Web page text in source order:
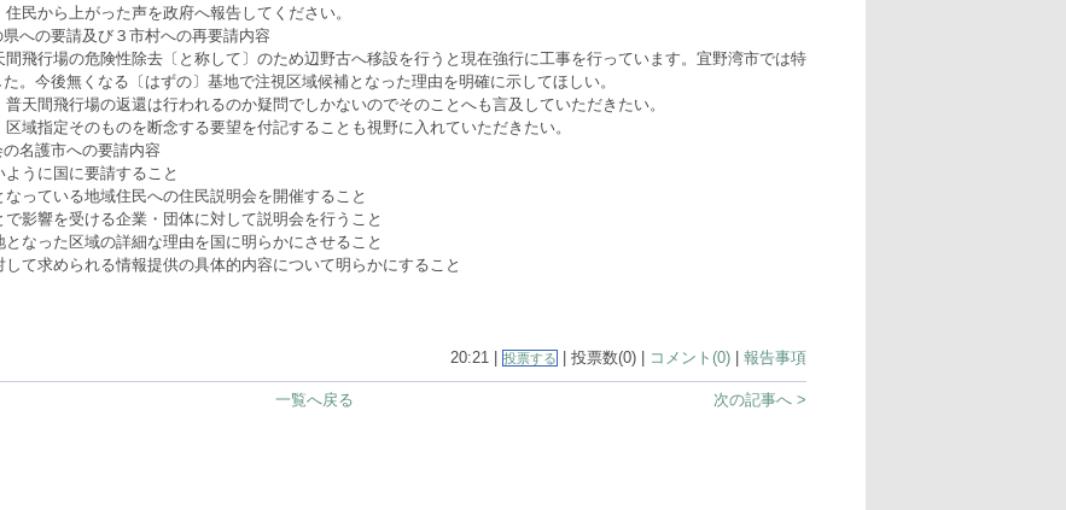
民から上がった声を政府へ報告してください。
への要請及び３市村への再要請内容
間飛行場の危険性除去〔と称して〕のため辺野古へ移設を行うと現在強行に工事を行っています。宜野湾市では特
。今後無くなる〔はずの〕基地で注視区域候補となった理由を明確に示してほしい。
天間飛行場の返還は行われるのか疑問でしかないのでそのことへも言及していただきたい。
域指定そのものを断念する要望を付記することも視野に入れていただきたい。
名護市への要請内容
うに国に要請すること
っている地域住民への住民説明会を開催すること
影響を受ける企業・団体に対して説明会を行うこと
なった区域の詳細な理由を国に明らかにさせること
て求められる情報提供の具体的内容について明らかにすること
20:21 | 投票する | 投票数(0) | コメント(0) 報告事項
次の記事へ >
一覧へ戻る